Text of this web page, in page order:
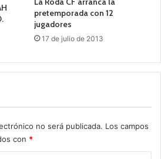
pretemporada con 12
jugadores
17 de julio de 2013
no será publicada. Los campos
con *